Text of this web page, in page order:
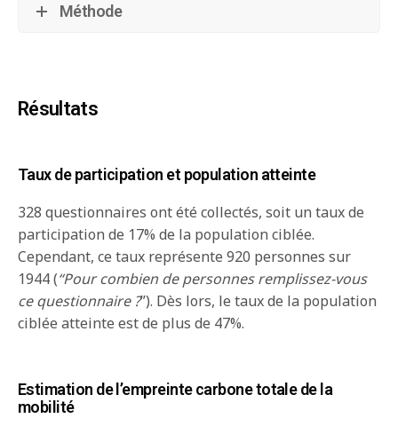
Méthode
Résultats
Taux de participation et population atteinte
328 questionnaires ont été collectés, soit un taux de
participation de 17% de la population ciblée.
Cependant, ce taux représente 920 personnes sur
1944 (“Pour combien de personnes remplissez-vous
ce questionnaire ?”). Dès lors, le taux de la population
ciblée atteinte est de plus de 47%.
Estimation de l’empreinte carbone totale de la
mobilité